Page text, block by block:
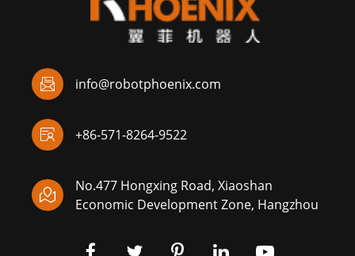
info@robotphoenix.com

+86-571-8264-9522


No.477 Hongxing Road, Xiaoshan
Economic Development Zone, Hangzhou